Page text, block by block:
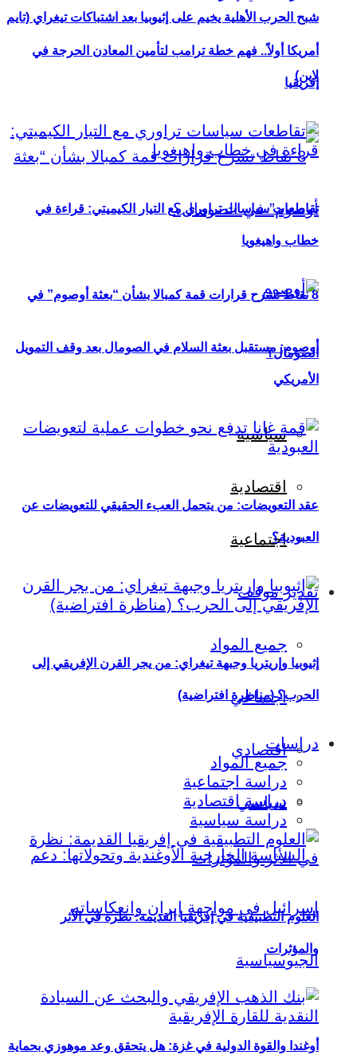
شبح الحرب الأهلية يخيم على إثيوبيا بعد اشتباكات تيغراي (تايم
لاين)
8 نقاط تشرح قرارات قمة كمبالا بشأن “بعثة أوصوم” في
الصومال؟
سياسية
اقتصادية
اجتماعية
تقدير موقف
جميع المواد
اجتماعي
اقتصادي
سياسي
أوغندا والقوة الدولية في غزة: هل يتحقق وعد موهوزي بحماية
أمريكا أولاً.. فهم خطة ترامب لتأمين المعادن الحرجة في
إفريقيا
تقاطعات سياسات تراوري مع التيار الكيميتي: قراءة في
خطاب واهيغويا
أوصوم: مستقبل بعثة السلام في الصومال بعد وقف التمويل
الأمريكي
عقد التعويضات: من يتحمل العبء الحقيقي للتعويضات عن
العبودية؟
إثيوبيا وإريتريا وجبهة تيغراي: من يجر القرن الإفريقي إلى
الحرب؟ (مناظرة افتراضية)
دراسات
جميع المواد
دراسة اجتماعية
دراسة اقتصادية
دراسة سياسية
العلوم التطبيقية في إفريقيا القديمة: نظرة في الأثر
والمؤثرات